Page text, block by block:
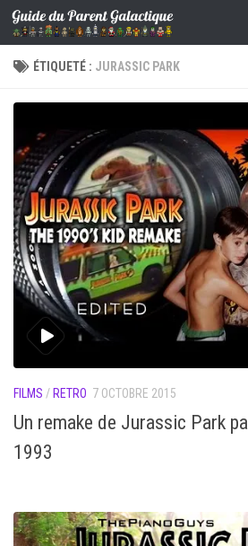
Skip to content
ÉTIQUETÉ : JURASSIC PARK
FILMS / RETRO 7 OCTOBRE 2015
Un remake de Jurassic Park
1993